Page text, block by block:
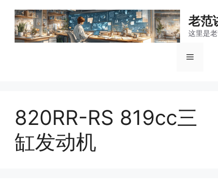
老范
这里是
菜
820RR-RS 819cc三
缸发动机